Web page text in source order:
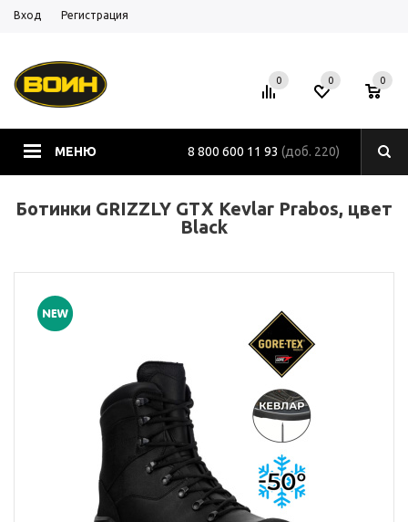
Вход Регистрация
МЕНЮ 8 800 600 11 93 (доб. 220)
0 0 0
Ботинки GRIZZLY GTX Kevlar Prabos, цвет
Black